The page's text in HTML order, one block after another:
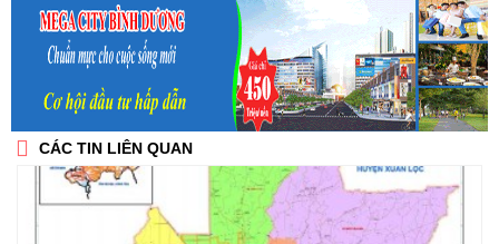
CÁC TIN LIÊN QUAN